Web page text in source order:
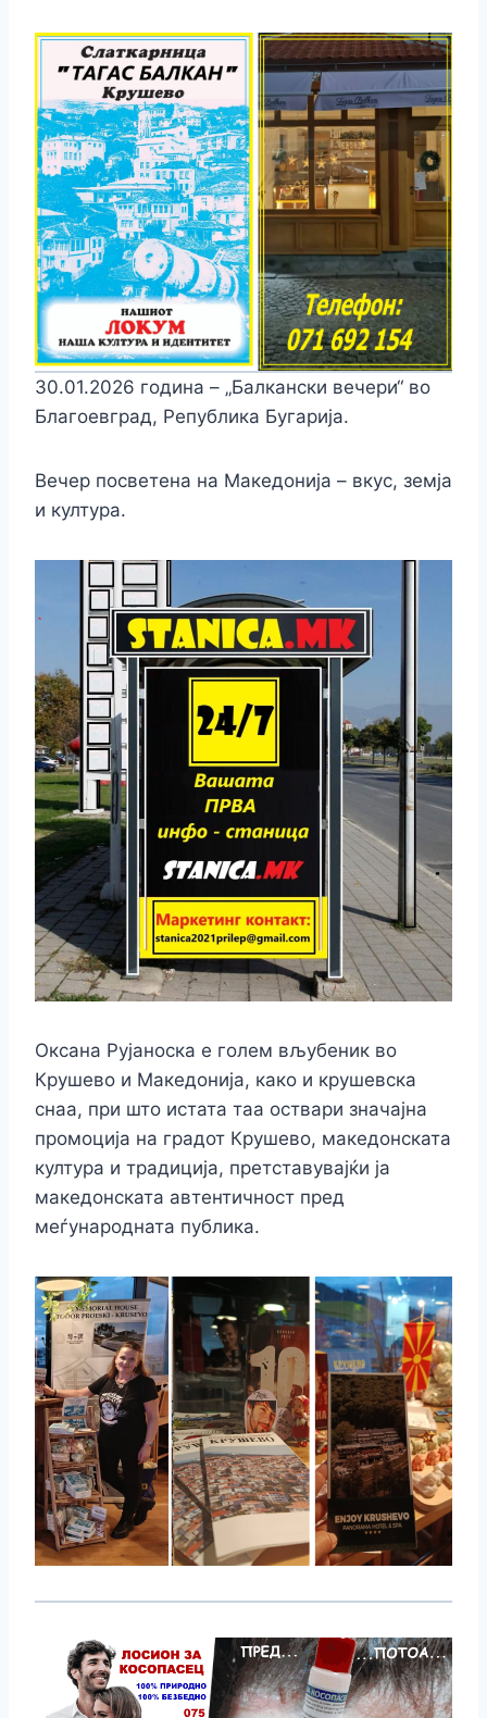
30.01.2026 година – „Балкански вечери“ во
Благоевград, Република Бугарија.
Вечер посветена на Македонија – вкус, земја
и култура.
Оксана Рујаноска е голем вљубеник во
Крушево и Македонија, како и крушевска
снаа, при што истата таа оствари значајна
промоција на градот Крушево, македонската
култура и традиција, претставувајќи ја
македонската автентичност пред
меѓународната публика.